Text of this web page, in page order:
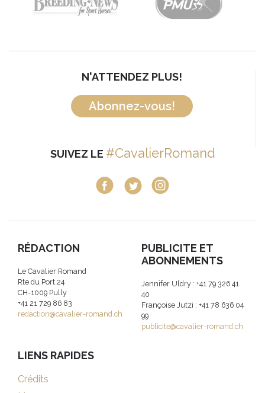
N'ATTENDEZ PLUS!
Abonnez-vous!
SUIVEZ LE #CavalierRomand
RÉDACTION
Le Cavalier Romand
Rte du Port 24
CH-1009 Pully
+41 21 729 86 83
redaction@cavalier-romand.ch
PUBLICITE ET
ABONNEMENTS
Jennifer Uldry : +41 79 326 41
40
Françoise Jutzi : +41 78 636 04
99
publicite@cavalier-romand.ch
LIENS RAPIDES
Crédits